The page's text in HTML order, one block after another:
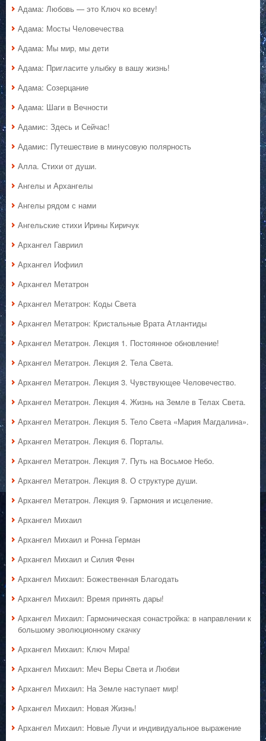
Адама: Любовь — это Ключ ко всему!
Адама: Мосты Человечества
Адама: Мы мир, мы дети
Адама: Пригласите улыбку в вашу жизнь!
Адама: Созерцание
Адама: Шаги в Вечности
Адамис: Здесь и Сейчас!
Адамис: Путешествие в минусовую полярность
Алла. Стихи от души.
Ангелы и Архангелы
Ангелы рядом с нами
Ангельские стихи Ирины Киричук
Архангел Гавриил
Архангел Иофиил
Архангел Метатрон
Архангел Метатрон: Коды Света
Архангел Метатрон: Кристальные Врата Атлантиды
Архангел Метатрон. Лекция 1. Постоянное обновление!
Архангел Метатрон. Лекция 2. Тела Света.
Архангел Метатрон. Лекция 3. Чувствующее Человечество.
Архангел Метатрон. Лекция 4. Жизнь на Земле в Телах Света.
Архангел Метатрон. Лекция 5. Тело Света «Мария Магдалина».
Архангел Метатрон. Лекция 6. Порталы.
Архангел Метатрон. Лекция 7. Путь на Восьмое Небо.
Архангел Метатрон. Лекция 8. О структуре души.
Архангел Метатрон. Лекция 9. Гармония и исцеление.
Архангел Михаил
Архангел Михаил и Ронна Герман
Архангел Михаил и Силия Фенн
Архангел Михаил: Божественная Благодать
Архангел Михаил: Время принять дары!
Архангел Михаил: Гармоническая сонастройка: в направлении к
большому эволюционному скачку
Архангел Михаил: Ключ Мира!
Архангел Михаил: Меч Веры Света и Любви
Архангел Михаил: На Земле наступает мир!
Архангел Михаил: Новая Жизнь!
Архангел Михаил: Новые Лучи и индивидуальное выражение